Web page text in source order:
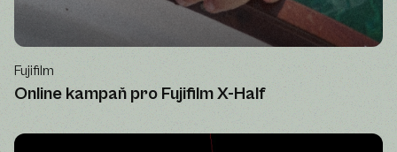
Fujifilm
Online kampaň pro Fujifilm X-Half